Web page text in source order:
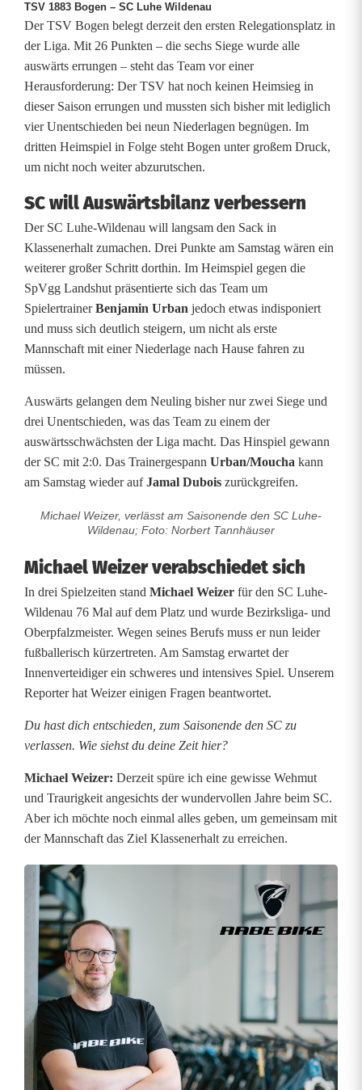
g
e
n
s
ä
t
z
e
:
H
e
i
s
c
h
c
h
e
t
r
i
f
f
t
a
u
w
ä
TSV 1883 Bogen – SC Luhe Wildenau
Der TSV Bogen belegt derzeit den ersten Relegationsplatz in
der Liga. Mit 26 Punkten – die sechs Siege wurde alle
auswärts errungen – steht das Team vor einer
Herausforderung: Der TSV hat noch keinen Heimsieg in
dieser Saison errungen und mussten sich bisher mit lediglich
vier Unentschieden bei neun Niederlagen begnügen. Im
dritten Heimspiel in Folge steht Bogen unter großem Druck,
um nicht noch weiter abzurutschen.
SC will Auswärtsbilanz verbessern
Der SC Luhe-Wildenau will langsam den Sack in
Klassenerhalt zumachen. Drei Punkte am Samstag wären ein
weiterer großer Schritt dorthin. Im Heimspiel gegen die
SpVgg Landshut präsentierte sich das Team um
SpielertrainerBenjamin Urban jedoch etwas indisponiert
und muss sich deutlich steigern, um nicht als erste
Mannschaft mit einer Niederlage nach Hause fahren zu
müssen.
Auswärts gelangen dem Neuling bisher nur zwei Siege und
drei Unentschieden, was das Team zu einem der
auswärtsschwächsten der Liga macht. Das Hinspiel gewann
der SC mit 2:0. Das Trainergespann Urban/Moucha kann
am Samstag wieder aufJamal Dubois zurückgreifen.
Michael Weizer, verlässt am Saisonende den SC Luhe-
Wildenau; Foto: Norbert Tannhäuser
Michael Weizer verabschiedet sich
In drei Spielzeiten stand Michael Weizer für den SC Luhe-
Wildenau 76 Mal auf dem Platz und wurde Bezirksliga- und
Oberpfalzmeister. Wegen seines Berufs muss er nun leider
fußballerisch kürzertreten. Am Samstag erwartet der
Innenverteidiger ein schweres und intensives Spiel. Unserem
Reporter hat Weizer einigen Fragen beantwortet.
Du hast dich entschieden, zum Saisonende den SC zu
verlassen. Wie siehst du deine Zeit hier?
Michael Weizer: Derzeit spüre ich eine gewisse Wehmut
und Traurigkeit angesichts der wundervollen Jahre beim SC.
Aber ich möchte noch einmal alles geben, um gemeinsam mit
der Mannschaft das Ziel Klassenerhalt zu erreichen.